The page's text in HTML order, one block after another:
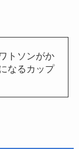
トソンがか
なるカップ